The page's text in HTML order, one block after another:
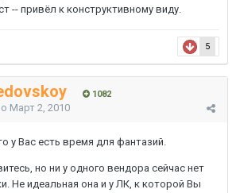
-- привёл к конструктивному виду.
5
1082
Март 2, 2010
у Вас есть время для фантазий.
но ни у одного вендора сейчас нет
Не идеальная она и у ЛК, к которой Вы